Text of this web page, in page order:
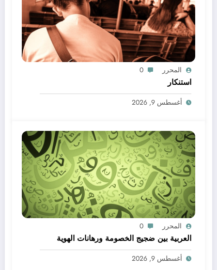
المحرر 0
استنكار
أغسطس 9, 2026
المحرر 0
العربية بين ضجيج الخصومة ورهانات الهوية
أغسطس 9, 2026